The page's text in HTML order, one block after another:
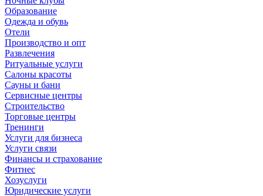
Образование
Одежда и обувь
Отели
Производство и опт
Развлечения
Ритуальные услуги
Салоны красоты
Сауны и бани
Сервисные центры
Строительство
Торговые центры
Тренинги
Услуги для бизнеса
Услуги связи
Финансы и страхование
Фитнес
Хозуслуги
Юридические услуги